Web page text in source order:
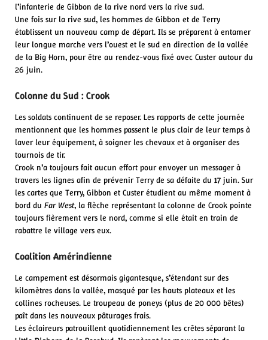
l’infanterie de Gibbon de la rive nord vers la rive sud.
Une fois sur la rive sud, les hommes de Gibbon et de Terry
établissent un nouveau camp de départ. Ils se préparent à entamer
leur longue marche vers l’ouest et le sud en direction de la vallée
de la Big Horn, pour être au rendez-vous fixé avec Custer autour du
26 juin.
Colonne du Sud : Crook
Les soldats continuent de se reposer. Les rapports de cette journée
mentionnent que les hommes passent le plus clair de leur temps à
laver leur équipement, à soigner les chevaux et à organiser des
tournois de tir.
Crook n’a toujours fait aucun effort pour envoyer un messager à
travers les lignes afin de prévenir Terry de sa défaite du 17 juin. Sur
les cartes que Terry, Gibbon et Custer étudient au même moment à
bord du Far West, la flèche représentant la colonne de Crook pointe
toujours fièrement vers le nord, comme si elle était en train de
rabattre le village vers eux.
Coalition Amérindienne
Le campement est désormais gigantesque, s’étendant sur des
kilomètres dans la vallée, masqué par les hauts plateaux et les
collines rocheuses. Le troupeau de poneys (plus de 20 000 bêtes)
paît dans les nouveaux pâturages frais.
Les éclaireurs patrouillent quotidiennement les crêtes séparant la